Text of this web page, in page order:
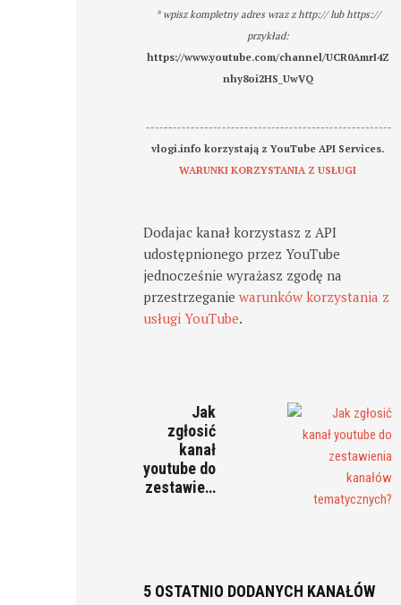
* wpisz kompletny adres wraz z http:// lub https://
przykład:
https://www.youtube.com/channel/UCR0AmrI4Z
nhy8oi2HS_UwVQ
-------------------------------------------------------
vlogi.info korzystają z YouTube API Services.
WARUNKI KORZYSTANIA Z USŁUGI
Dodajac kanał korzystasz z API
udostępnionego przez YouTube
jednocześnie wyrażasz zgodę na
przestrzeganiewarunków korzystania z
usługi YouTube.
Jak
zgłosić
kanał
youtube do
zestawie…
5 OSTATNIO DODANYCH KANAŁÓW